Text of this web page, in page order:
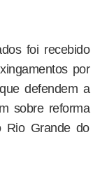
foi recebido
por
defendem a
sobre reforma
Rio Grande do